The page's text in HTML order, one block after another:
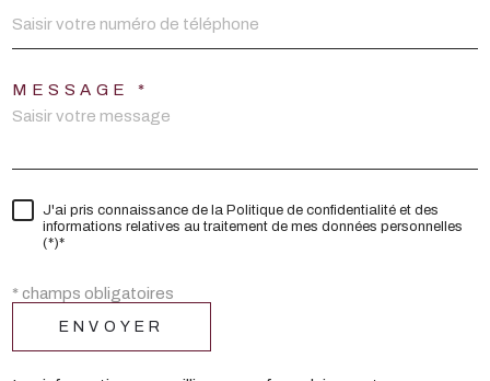
MESSAGE *
J'ai pris connaissance de la Politique de confidentialité et des
informations relatives au traitement de mes données personnelles
(*)*
* champs obligatoires
ENVOYER